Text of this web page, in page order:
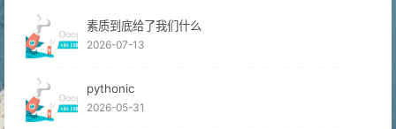
素质到底给了我们什么
2026-07-13
pythonic
2026-05-31